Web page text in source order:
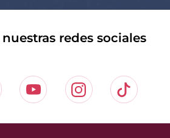
redes sociales